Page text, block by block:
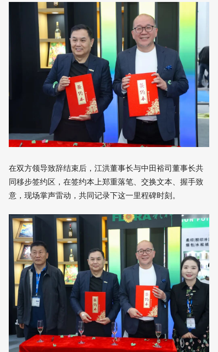
在双方领导致辞结束后，江洪董事长与中田裕司董事长共
同移步签约区，在签约本上郑重落笔、交换文本、握手致
意，现场掌声雷动，共同记录下这一里程碑时刻。